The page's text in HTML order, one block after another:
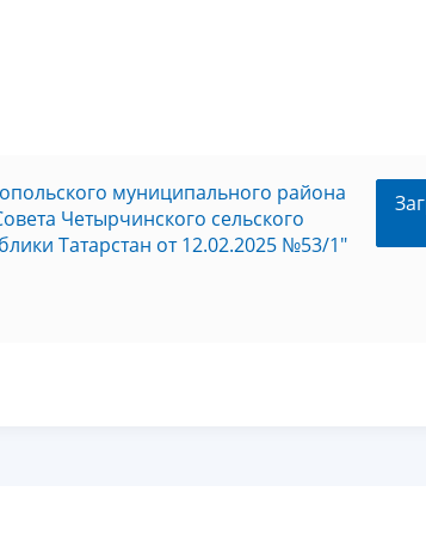
муниципального района
Четырчинского сельского
Татарстан от 12.02.2025 №53/1"